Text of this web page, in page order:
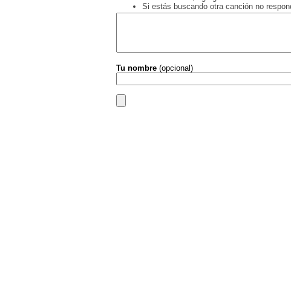
Si estás buscando otra canción no
Tu nombre (opcional)